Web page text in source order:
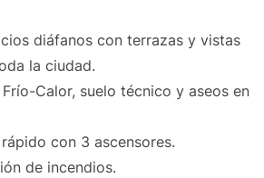
diáfanos con terrazas y vistas
la ciudad.
Calor, suelo técnico y aseos en
con 3 ascensores.
de incendios.